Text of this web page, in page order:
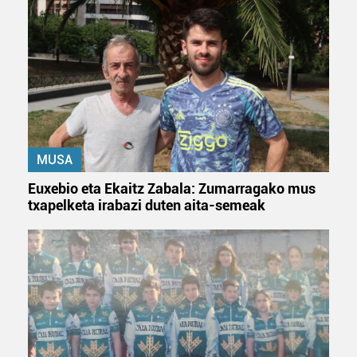
MUSA
Euxebio eta Ekaitz Zabala: Zumarragako mus
txapelketa irabazi duten aita-semeak